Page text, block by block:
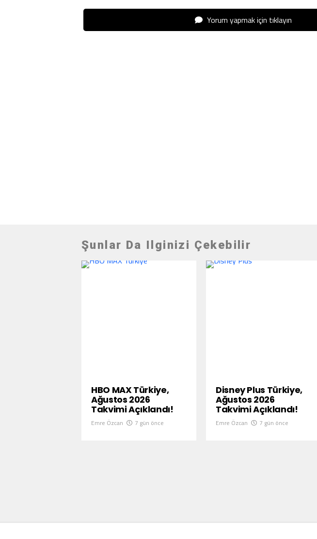
Yorum yapmak için tıklayın
Şunlar Da Ilginizi Çekebilir
HBO MAX Türkiye,
Ağustos 2026
Takvimi Açıklandı!
Emre Özcan 7 gün önce
Disney Plus Türkiye,
Ağustos 2026
Takvimi Açıklandı!
Emre Özcan 7 gün önce